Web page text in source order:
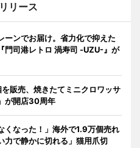
リース
ーンでお届け。省力化で抑えた
門司港レトロ 渦寿司 -UZU-』が
を販売、焼きたてミニクロワッサ
が開店30周年
くなった！」海外で1.9万個売れ
力で静かに切れる」猫用爪切